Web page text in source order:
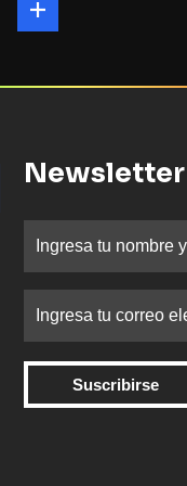
Newsletter
Suscribirse